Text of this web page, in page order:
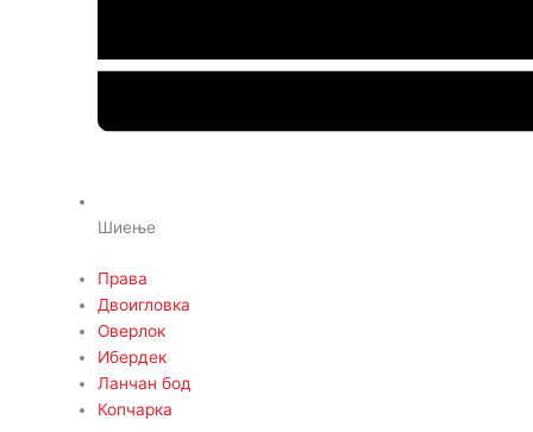
Шиење
Права
Двоигловка
Оверлок
Ибердек
Ланчан бод
Копчарка